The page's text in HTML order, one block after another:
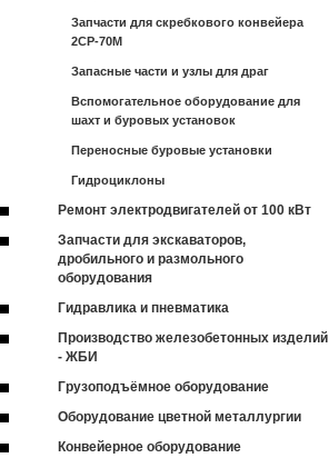
Запчасти для скребкового конвейера
2СР-70М
Запасные части и узлы для драг
Вспомогательное оборудование для
шахт и буровых установок
Переносные буровые установки
Гидроциклоны
Ремонт электродвигателей от 100 кВт
Запчасти для экскаваторов,
дробильного и размольного
оборудования
Гидравлика и пневматика
Производство железобетонных изделий
- ЖБИ
Грузоподъёмное оборудование
Оборудование цветной металлургии
Конвейерное оборудование